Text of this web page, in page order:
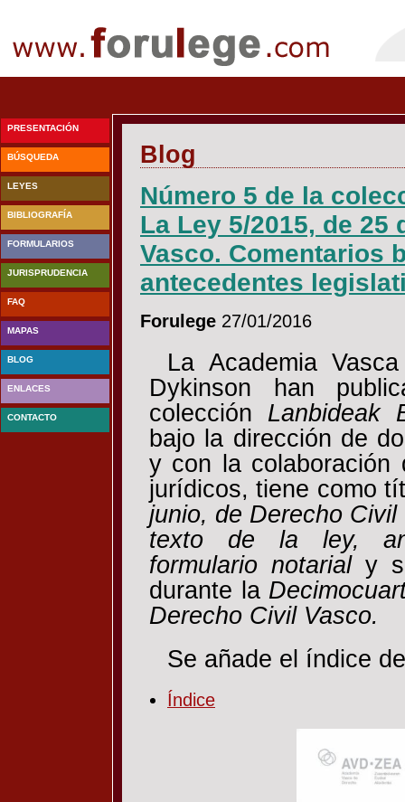
Blog
Número 5 de la
La Ley 5/2015, de
Vasco. Comentarios
antecedentes
Forulege 27/01/2016
La Academia
Dykinson han
colección Lanbideak
bajo la dirección de
y con la colaboración
jurídicos, tiene como
junio, de Derecho
texto de la ley,
formulario notarialy
durante la
Derecho Civil Vasco.
Se añade el índice
Índice
PRESENTACIÓN
BÚSQUEDA
LEYES
BIBLIOGRAFÍA
FORMULARIOS
JURISPRUDENCIA
FAQ
MAPAS
BLOG
ENLACES
CONTACTO